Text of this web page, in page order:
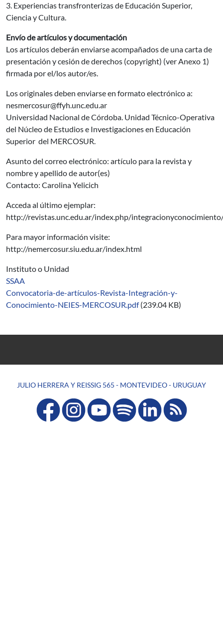
3. Experiencias transfronterizas de Educación Superior,
Ciencia y Cultura.
Envío de artículos y documentación
Los artículos deberán enviarse acompañados de una carta de
presentación y cesión de derechos (copyright) (ver Anexo 1)
firmada por el/los autor/es.
Los originales deben enviarse en formato electrónico a:
nesmercosur@ffyh.unc.edu.ar
Universidad Nacional de Córdoba. Unidad Técnico-Operativa
del Núcleo de Estudios e Investigaciones en Educación
Superior del MERCOSUR.
Asunto del correo electrónico: artículo para la revista y
nombre y apellido de autor(es)
Contacto: Carolina Yelicich
Acceda al último ejemplar:
http://revistas.unc.edu.ar/index.php/
Para mayor información visite:
http://nemercosur.siu.edu.ar/index.html
Instituto o Unidad
SSAA
Convocatoria-de-artículos-Revista-Integración-y-
Conocimiento-NEIES-MERCOSUR.pdf (239.04 KB)
JULIO HERRERA Y REISSIG 565 - MONTEVIDEO - URUGUAY